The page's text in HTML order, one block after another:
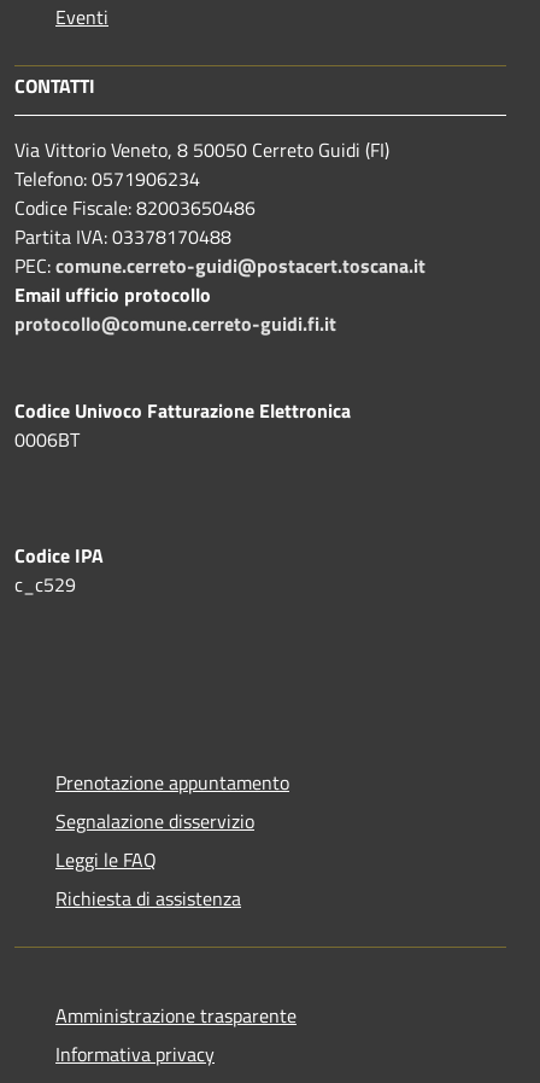
Eventi
CONTATTI
Via Vittorio Veneto, 8 50050 Cerreto Guidi (FI)
Telefono: 0571906234
Codice Fiscale: 82003650486
Partita IVA: 03378170488
PEC:comune.cerreto-guidi@postacert.toscana.it
Email ufficio protocollo
protocollo@comune.cerreto-guidi.fi.it
Codice Univoco Fatturazione Elettronica
0006BT
Codice IPA
c_c529
Prenotazione appuntamento
Segnalazione disservizio
Leggi le FAQ
Richiesta di assistenza
Amministrazione trasparente
Informativa privacy